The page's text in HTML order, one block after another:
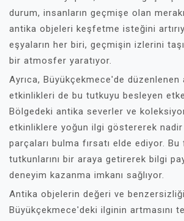
durum, insanların geçmişe olan
antika objeleri keşfetme isteğini
eşyaların her biri, geçmişin izlerini
bir atmosfer yaratıyor.
Ayrıca, Büyükçekmece'de düzenlenen
etkinlikleri de bu tutkuyu besleyen
Bölgedeki antika severler ve
etkinliklere yoğun ilgi göstererek nadir
parçaları bulma fırsatı elde ediyor.
tutkunlarını bir araya getirerek bilgi
deneyim kazanma imkanı sağlıyor.
Antika objelerin değeri ve
Büyükçekmece'deki ilginin artmasını